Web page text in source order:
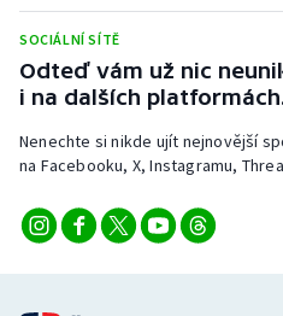
SOCIÁLNÍ SÍTĚ
Odteď vám už nic
i na dalších
Nenechte si nikde ujít nejnovější
na Facebooku, X, Instagramu,